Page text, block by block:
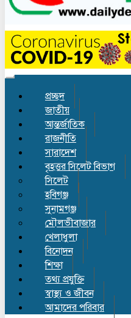
Toggle
প্রচ্ছদ
জাতীয়
আন্তর্জাতিক
রাজনীতি
সারাদেশ
বৃহত্তর সিলেট বিভাগ
সিলেট
হবিগঞ্জ
সুনামগঞ্জ
মৌলভীবাজার
খেলাধুলা
বিনোদন
শিক্ষা
তথ্য প্রযুক্তি
স্বাস্থ্য ও জীবন
আমাদের পরিবার